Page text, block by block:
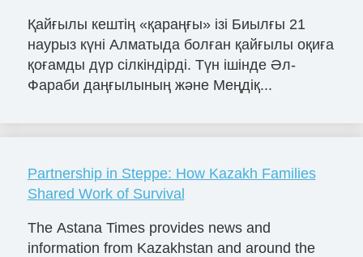
Қайғылы кештің «қараңғы» ізі Биылғы 21
наурыз күні Алматыда болған қайғылы оқиға
қоғамды дүр сілкіндірді. Түн ішінде Әл-
Фараби даңғылының және Меңдіқ...
Partnership in Steppe: How Kazakh Families
Shared Work of Survival
The Astana Times provides news and
information from Kazakhstan and around the